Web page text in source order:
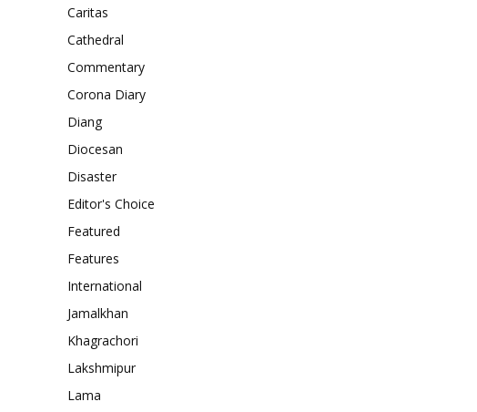
Caritas
Cathedral
Commentary
Corona Diary
Diang
Diocesan
Disaster
Editor's Choice
Featured
Features
International
Jamalkhan
Khagrachori
Lakshmipur
Lama